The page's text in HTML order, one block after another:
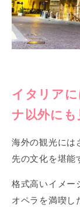
イタリア
ナ以外にも
海外の観光には
先の文化を堪能
格式高いイメー
オペラを満喫し